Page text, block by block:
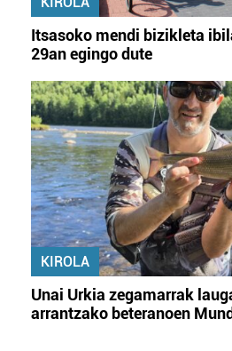
Itsasoko mendi bizikleta
29an egingo dute
KIROLA
Unai Urkia zegamarrak
arrantzako beteranoen